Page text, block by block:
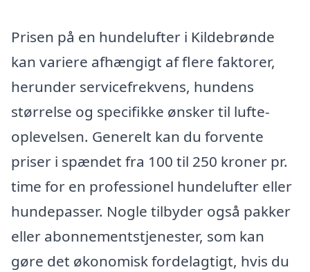
Prisen på en hundelufter i Kildebrønde
kan variere afhængigt af flere faktorer,
herunder servicefrekvens, hundens
størrelse og specifikke ønsker til lufte-
oplevelsen. Generelt kan du forvente
priser i spændet fra 100 til 250 kroner pr.
time for en professionel hundelufter eller
hundepasser. Nogle tilbyder også pakker
eller abonnementstjenester, som kan
gøre det økonomisk fordelagtigt, hvis du